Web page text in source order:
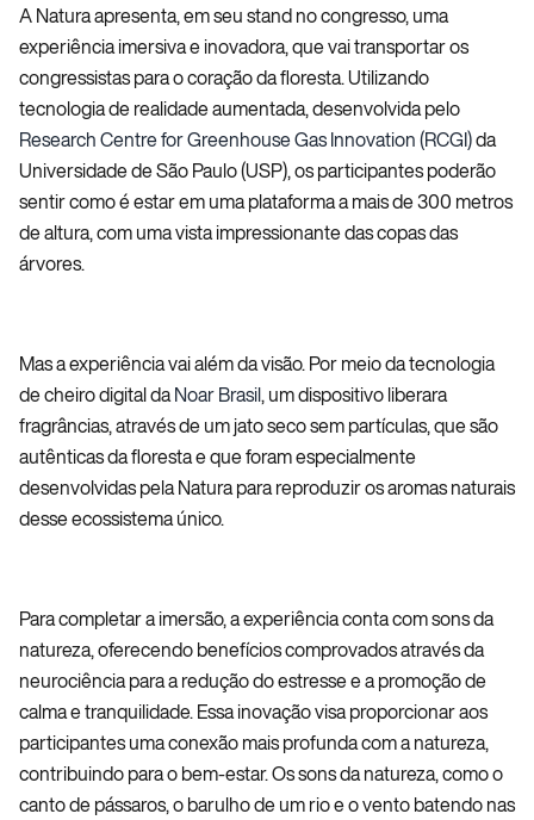
A Natura apresenta, em seu stand no congresso, uma
experiência imersiva e inovadora, que vai transportar os
congressistas para o coração da floresta. Utilizando
tecnologia de realidade aumentada, desenvolvida pelo
Research Centre for Greenhouse Gas Innovation (RCGI)da
Universidade de São Paulo (USP), os participantes poderão
sentir como é estar em uma plataforma a mais de 300 metros
de altura, com uma vista impressionante das copas das
árvores.
Mas a experiência vai além da visão. Por meio da tecnologia
de cheiro digital daNoar Brasil, um dispositivo liberara
fragrâncias, através de um jato seco sem partículas, que são
autênticas da floresta e que foram especialmente
desenvolvidas pela Natura para reproduzir os aromas naturais
desse ecossistema único.
Para completar a imersão, a experiência conta com sons da
natureza, oferecendo benefícios comprovados através da
neurociência para a redução do estresse e a promoção de
calma e tranquilidade. Essa inovação visa proporcionar aos
participantes uma conexão mais profunda com a natureza,
contribuindo para o bem-estar. Os sons da natureza, como o
canto de pássaros, o barulho de um rio e o vento batendo nas